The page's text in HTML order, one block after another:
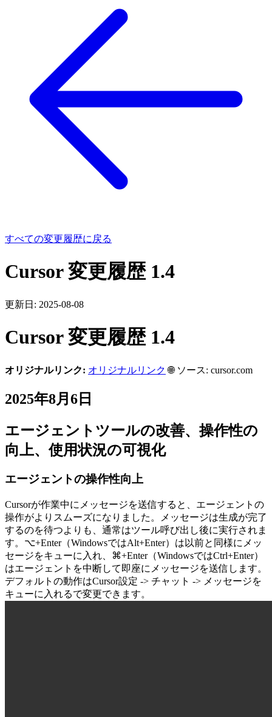
すべての変更履歴に戻る
Cursor 変更履歴 1.4
更新日: 2025-08-08
Cursor 変更履歴 1.4
オリジナルリンク: オリジナルリンク 🌐 ソース: cursor.com
2025年8月6日
エージェントツールの改善、操作性の
向上、使用状況の可視化
エージェントの操作性向上
Cursorが作業中にメッセージを送信すると、エージェントの
操作がよりスムーズになりました。メッセージは生成が完了
するのを待つよりも、通常はツール呼び出し後に実行されま
す。⌥+Enter（WindowsではAlt+Enter）は以前と同様にメッ
セージをキューに入れ、⌘+Enter（WindowsではCtrl+Enter）
はエージェントを中断して即座にメッセージを送信します。
デフォルトの動作はCursor設定 -> チャット -> メッセージを
キューに入れるで変更できます。